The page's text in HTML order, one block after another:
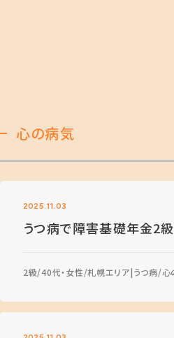
心の病気
2025.11.03
うつ病で障害基礎年金2
2級 40代・女性 札幌エリア うつ病 心